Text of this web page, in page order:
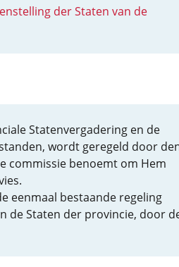
der Staten van de
Statenvergadering en de
wordt geregeld door
commissie benoemt om Hem
eenmaal bestaande regeling
de Staten der provincie, door